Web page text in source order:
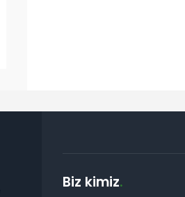
Biz kimiz.